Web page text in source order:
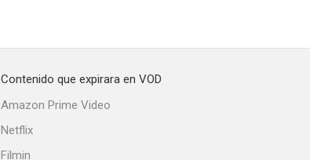
Contenido que expirara en VOD
Amazon Prime Video
Netflix
Filmin